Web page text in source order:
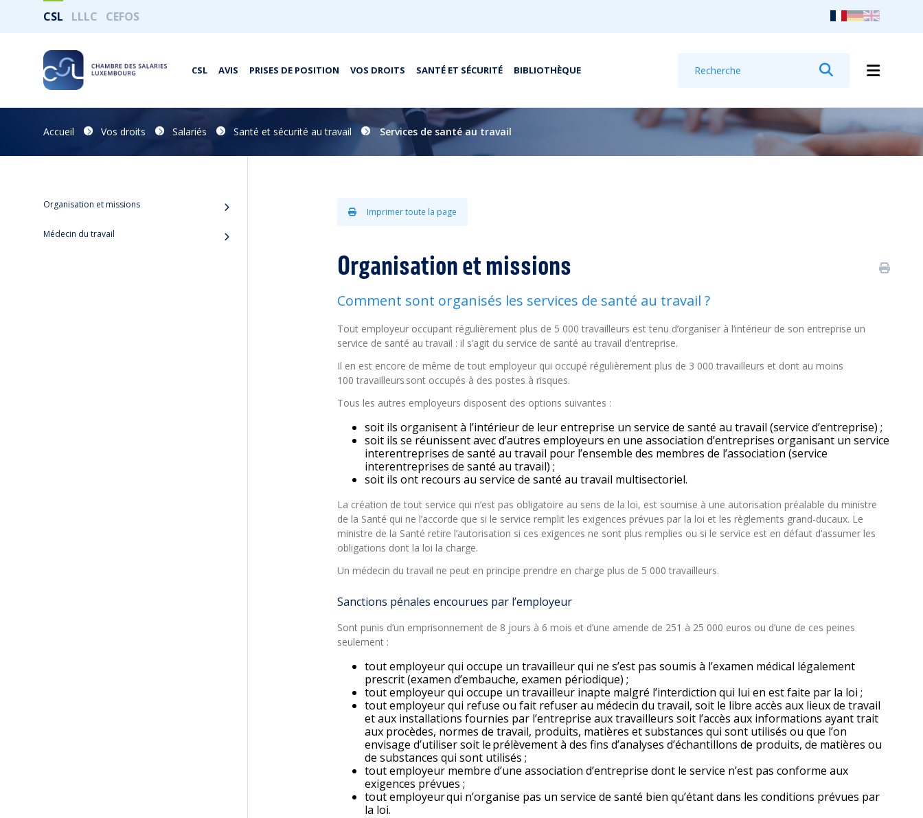
CSL LLLC CEFOS
CSL AVIS PRISES DE POSITION VOS DROITS SANTÉ ET SÉCURITÉ BIBLIOTHÈQUE
Accueil Vos droits Salariés Santé et sécurité au travail Services de santé au travail
Organisation et missions
Médecin du travail
Imprimer toute la page
Organisation et missions
Comment sont organisés les services de santé au travail ?
Tout employeur occupant régulièrement plus de 5 000 travailleurs est tenu d’organiser à l’intérieur de son entreprise un
service de santé au travail : il s’agit du service de santé au travail d’entreprise.
Il en est encore de même de tout employeur qui occupé régulièrement plus de 3 000 travailleurs et dont au moins
100 travailleurs sont occupés à des postes à risques.
Tous les autres employeurs disposent des options suivantes :
soit ils organisent à l’intérieur de leur entreprise un service de santé au travail (service d’entreprise) ;
soit ils se réunissent avec d’autres employeurs en une association d’entreprises organisant un service
interentreprises de santé au travail pour l’ensemble des membres de l’association (service
interentreprises de santé au travail) ;
soit ils ont recours au service de santé au travail multisectoriel.
La création de tout service qui n’est pas obligatoire au sens de la loi, est soumise à une autorisation préalable du ministre
de la Santé qui ne l’accorde que si le service remplit les exigences prévues par la loi et les règlements grand-ducaux. Le
ministre de la Santé retire l’autorisation si ces exigences ne sont plus remplies ou si le service est en défaut d’assumer les
obligations dont la loi la charge.
Un médecin du travail ne peut en principe prendre en charge plus de 5 000 travailleurs.
Sanctions pénales encourues par l’employeur
Sont punis d’un emprisonnement de 8 jours à 6 mois et d’une amende de 251 à 25 000 euros ou d’une de ces peines
seulement :
tout employeur qui occupe un travailleur qui ne s’est pas soumis à l’examen médical légalement
prescrit (examen d’embauche, examen périodique) ;
tout employeur qui occupe un travailleur inapte malgré l’interdiction qui lui en est faite par la loi ;
tout employeur qui refuse ou fait refuser au médecin du travail, soit le libre accès aux lieux de travail
et aux installations fournies par l’entreprise aux travailleurs soit l’accès aux informations ayant trait
aux procèdes, normes de travail, produits, matières et substances qui sont utilisés ou que l’on
envisage d’utiliser soit le prélèvement à des fins d’analyses d’échantillons de produits, de matières ou
de substances qui sont utilisés ;
tout employeur membre d’une association d’entreprise dont le service n’est pas conforme aux
exigences prévues ;
tout employeur qui n’organise pas un service de santé bien qu’étant dans les conditions prévues par
la loi.